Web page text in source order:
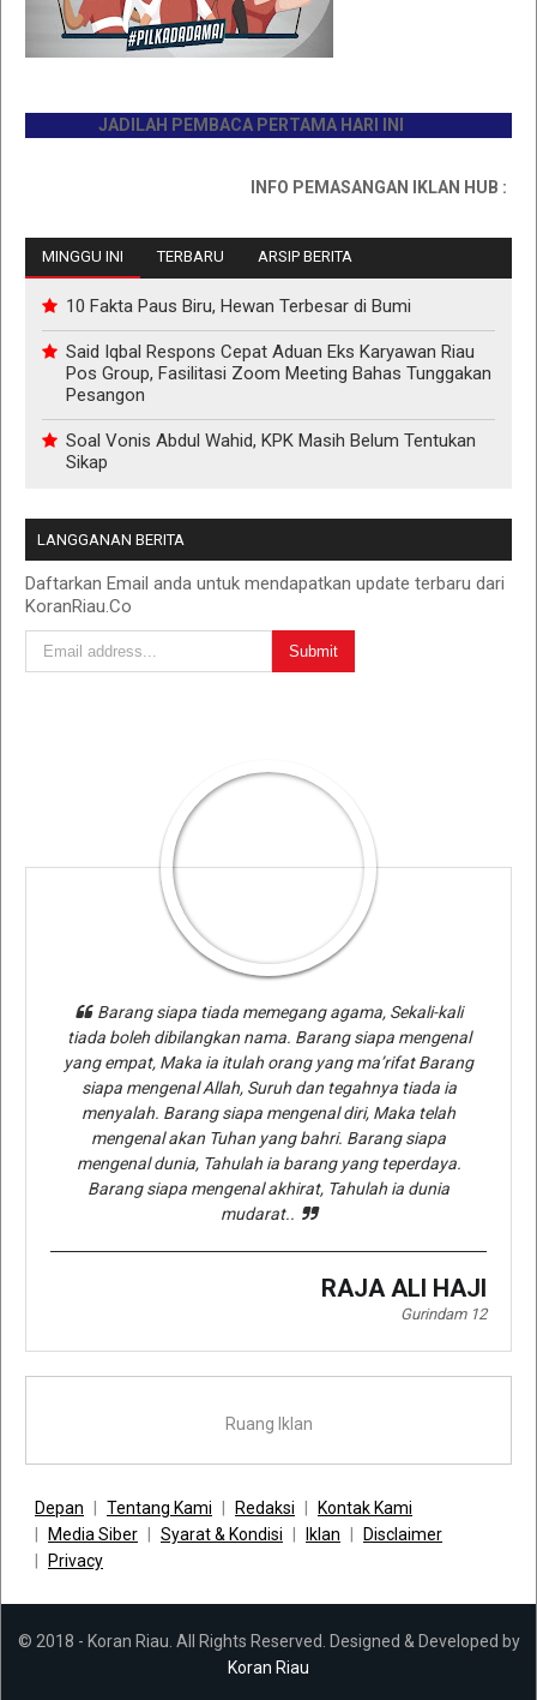
JADILAH PEMBACA PERTAMA HARI INI
INFO PEMASANGAN IKLAN HUB :
MINGGU INI TERBARU ARSIP BERITA
10 Fakta Paus Biru, Hewan Terbesar di Bumi
Said Iqbal Respons Cepat Aduan Eks Karyawan Riau
Pos Group, Fasilitasi Zoom Meeting Bahas Tunggakan
Pesangon
Soal Vonis Abdul Wahid, KPK Masih Belum Tentukan
Sikap
LANGGANAN BERITA
Daftarkan Email anda untuk mendapatkan update terbaru dari
KoranRiau.Co
Barang siapa tiada memegang agama, Sekali-kali
tiada boleh dibilangkan nama. Barang siapa mengenal
yang empat, Maka ia itulah orang yang ma’rifat Barang
siapa mengenal Allah, Suruh dan tegahnya tiada ia
menyalah. Barang siapa mengenal diri, Maka telah
mengenal akan Tuhan yang bahri. Barang siapa
mengenal dunia, Tahulah ia barang yang teperdaya.
Barang siapa mengenal akhirat, Tahulah ia dunia
mudarat..
RAJA ALI HAJI
Gurindam 12
Ruang Iklan
Depan Tentang Kami Redaksi
Kontak Kami
Media Siber
Syarat & Kondisi Iklan
Disclaimer
Privacy
© 2018 - Koran Riau. All Rights Reserved. Designed & Developed by
Koran Riau